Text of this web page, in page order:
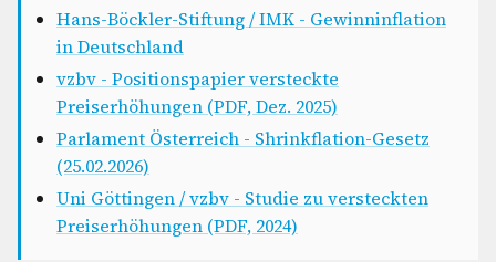
Hans-Böckler-Stiftung / IMK - Gewinninflation
in Deutschland
vzbv - Positionspapier versteckte
Preiserhöhungen (PDF, Dez. 2025)
Parlament Österreich - Shrinkflation-Gesetz
(25.02.2026)
Uni Göttingen / vzbv - Studie zu versteckten
Preiserhöhungen (PDF, 2024)